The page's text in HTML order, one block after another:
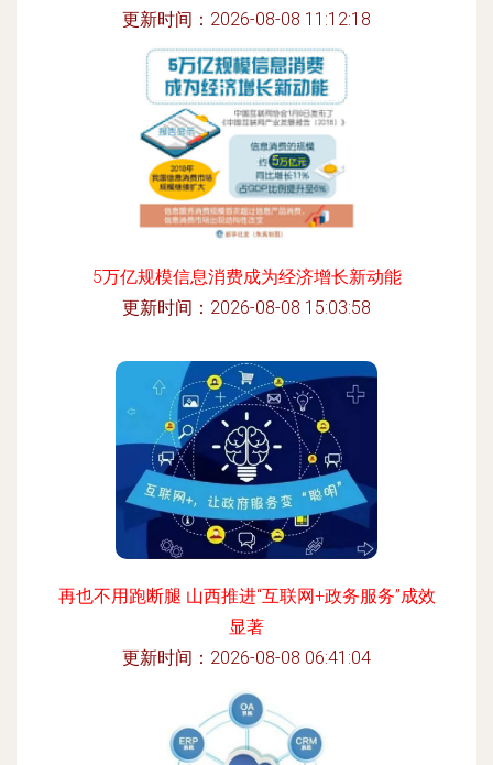
更新时间：2026-08-08 11:12:18
5万亿规模信息消费成为经济增长新动能
更新时间：2026-08-08 15:03:58
再也不用跑断腿 山西推进“互联网+政务服务”成效
显著
更新时间：2026-08-08 06:41:04